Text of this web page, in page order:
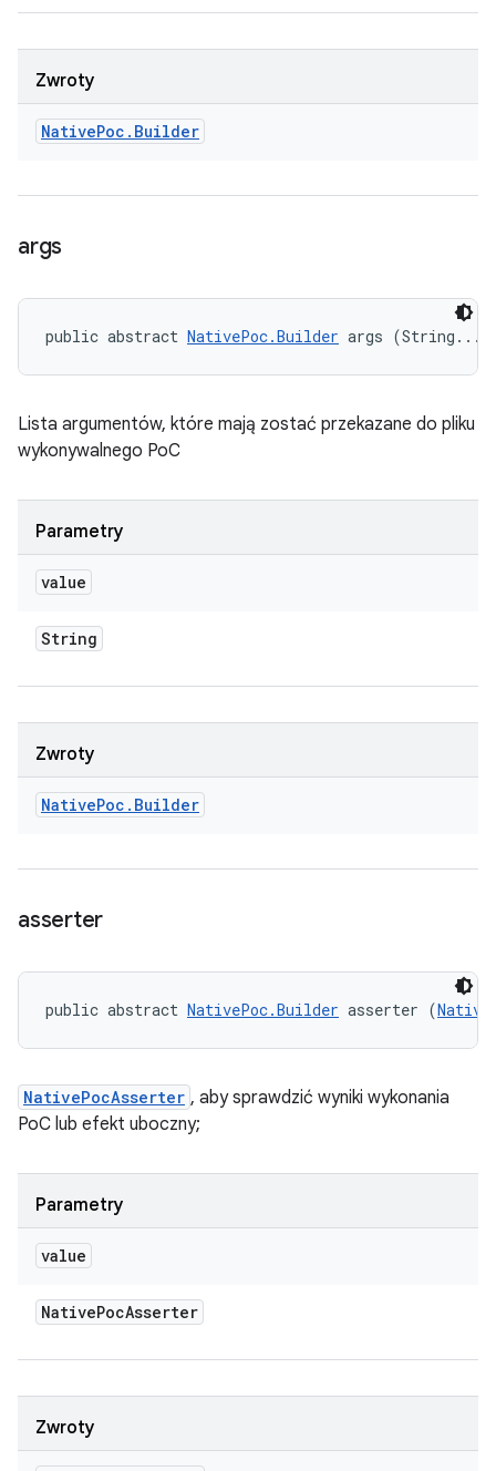
Zwroty
NativePoc . Builder
args
public abstract NativePoc.Builder args (String...
Lista argumentów, które mają zostać przekazane do pliku
wykonywalnego PoC
Parametry
value
String
Zwroty
NativePoc . Builder
asserter
public abstract NativePoc.Builder asserter (
NativePocAsserter , aby sprawdzić wyniki wykonania
PoC lub efekt uboczny;
Parametry
value
NativePocAsserter
Zwroty